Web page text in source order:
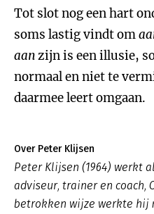
Tot slot nog een hart
soms lastig vindt om
aanzijn is een illusie,
normaal en niet te
daarmee leert omgaan.
Over Peter Klijsen
Peter Klijsen (1964) werkt
adviseur, trainer en coach,
betrokken wijze werkte hij